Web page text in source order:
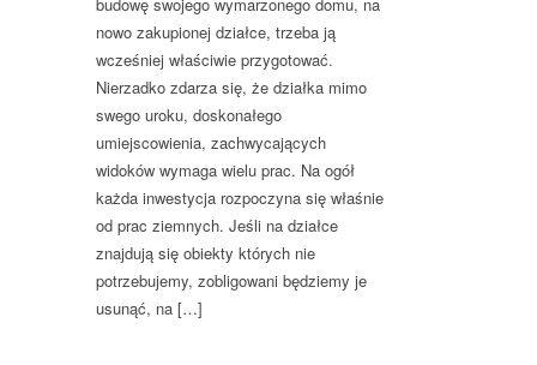
budowę swojego wymarzonego domu, na
nowo zakupionej działce, trzeba ją
wcześniej właściwie przygotować.
Nierzadko zdarza się, że działka mimo
swego uroku, doskonałego
umiejscowienia, zachwycających
widoków wymaga wielu prac. Na ogół
każda inwestycja rozpoczyna się właśnie
od prac ziemnych. Jeśli na działce
znajdują się obiekty których nie
potrzebujemy, zobligowani będziemy je
usunąć, na […]